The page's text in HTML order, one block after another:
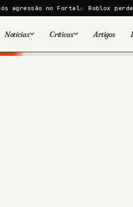
no Fortal Roblox perde US$ 9 bi
Notícias Críticas
Cinema
Artigos